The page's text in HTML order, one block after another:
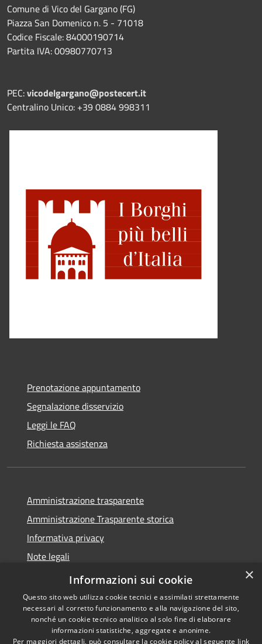
Comune di Vico del Gargano (FG)
Piazza San Domenico n. 5 - 71018
Codice Fiscale: 84000190714
Partita IVA: 00980770713
PEC:vicodelgargano@postecert.it
Centralino Unico: +39 0884 998311
Prenotazione appuntamento
Segnalazione disservizio
Leggi le FAQ
Richiesta assistenza
Amministrazione trasparente
Amministrazione Trasparente storica
Informativa privacy
Note legali
Dichiarazione di accessibilità
Copyright © 2026 • Comune di
×
Informazioni sui cookie
Questo sito web utilizza cookie tecnici e assimilati strettamente
necessari al corretto funzionamento e alla navigazione del sito,
nonché un cookie tecnico analitico al solo fine di elaborare
informazioni statistiche, aggregate e anonime.
Per maggiori dettagli, può consultare la cookie policy al seguente link